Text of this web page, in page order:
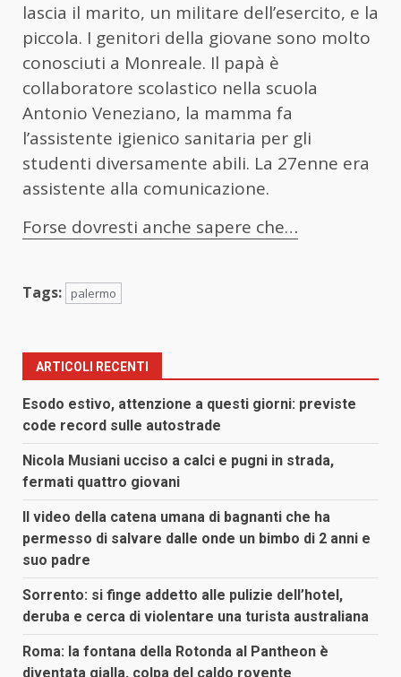
lascia il marito, un militare dell’esercito, e la
piccola. I genitori della giovane sono molto
conosciuti a Monreale. Il papà è
collaboratore scolastico nella scuola
Antonio Veneziano, la mamma fa
l’assistente igienico sanitaria per gli
studenti diversamente abili. La 27enne era
assistente alla comunicazione.
Forse dovresti anche sapere che…
Tags: palermo
ARTICOLI RECENTI
Esodo estivo, attenzione a questi giorni: previste
code record sulle autostrade
Nicola Musiani ucciso a calci e pugni in strada,
fermati quattro giovani
Il video della catena umana di bagnanti che ha
permesso di salvare dalle onde un bimbo di 2 anni e
suo padre
Sorrento: si finge addetto alle pulizie dell’hotel,
deruba e cerca di violentare una turista australiana
Roma: la fontana della Rotonda al Pantheon è
diventata gialla, colpa del caldo rovente